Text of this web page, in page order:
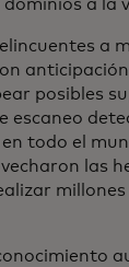
a la
a
posibles
escaneo
en todo el
las
millones